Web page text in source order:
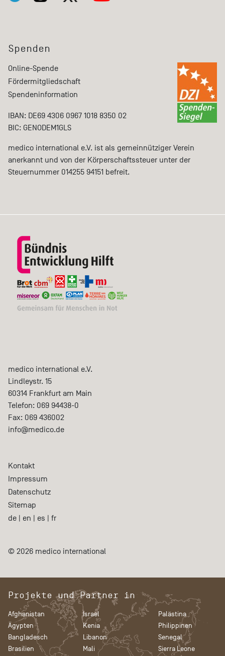
Spenden
Online-Spende
Fördermitgliedschaft
Spendeninformation
IBAN: DE69 4306 0967 1018 8350 02
BIC: GENODEM1GLS
medico international e.V. ist als gemeinnütziger Verein
anerkannt und von der Körperschaftssteuer unter der
Steuernummer 014255 94151 befreit.
medico international e.V.
Lindleystr. 15
60314 Frankfurt am Main
Telefon: 069 94438-0
Fax: 069 436002
info@medico.de
Kontakt
Impressum
Datenschutz
Sitemap
de | en | es | fr
© 2026 medico international
Projekte und Partner in
Afghanistan
Ägypten
Bangladesch
Brasilien
Israel
Kenia
Libanon
Mali
Palästina
Philippinen
Senegal
Sierra Leone